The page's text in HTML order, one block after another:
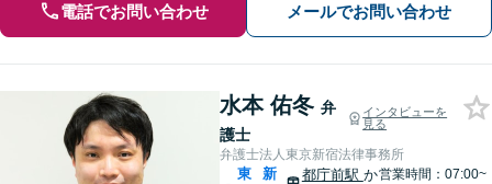
電話でお問い合わせ メールでお問い合わせ
水本 佑冬 弁
護士
インタビューを
見る
弁護士法人東京新宿法律事務所
東
新
都庁前駅 か営業時間：07:00~